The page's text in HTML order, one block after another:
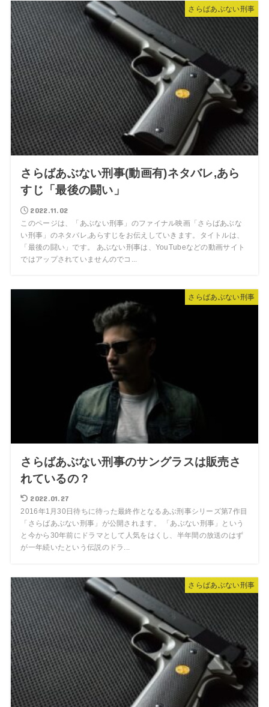
さらばあぶない刑事
さらばあぶない刑事(動画有)ネタバレ,あら
すじ「最後の闘い」
2022.11.02
このページは、「あぶない刑事」のファイナル映画「さらばあぶな
い刑事」のネタバレ,あらすじをお伝えしていきます。タイトルは、
「最後の闘い」です。 あぶない刑事は、YouTubeなどの動画サイト
ではアップされていませんのでコ...
さらばあぶない刑事
さらばあぶない刑事のサングラスは販売さ
れているの？
2022.01.27
2016年1月30日待ちに待った最終作となるあぶ刑事シリーズ第7作目
「さらばあぶない刑事」が公開されます。 「あぶない刑事」という
と今から30年前にドラマとして人気をはくし、半年間の放送のはず
が一年続いたという伝説のドラ...
さらばあぶない刑事